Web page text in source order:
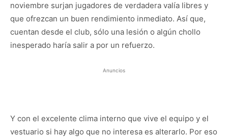
noviembre surjan jugadores de verdadera valía libres y
que ofrezcan un buen rendimiento inmediato. Así que,
cuentan desde el club, sólo una lesión o algún chollo
inesperado haría salir a por un refuerzo.
Anuncios
Y con el excelente clima interno que vive el equipo y el
vestuario si hay algo que no interesa es alterarlo. Por eso